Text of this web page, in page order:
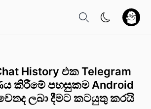
History එක Telegram
කිරීමේ පහසුකම Android
ලබා දීමට කටයුතු කරයි